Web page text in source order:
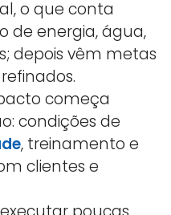
o que conta
de energia, água,
depois vêm metas
começa
condições de
, treinamento e
clientes e